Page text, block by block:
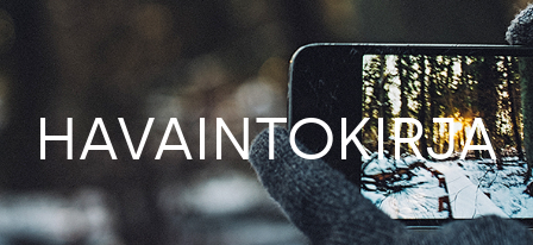
HAVAINTOKIRJA